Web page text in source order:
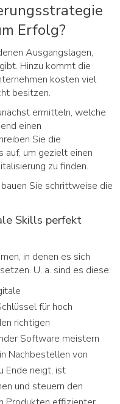
Erfolg?
Ausgangslagen,
Hinzu kommt die
kosten viel
besitzen.
ermitteln, welche
einen
Sie die
auf, um gezielt einen
zu finden.
Sie schrittweise die
Skills perfekt
in denen es sich
U. a. sind es diese:
für hoch
richtigen
Software meistern
Nachbestellen von
Ende neigt, ist
und steuern den